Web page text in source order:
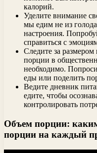
калорий.
Уделите внимание
мы едим не из
настроения.
справиться с
Следите за
порции в
необходимо.
еды или поделить
Ведите дневник
едите, чтобы
контролировать
Объем порции:
порции на каждый